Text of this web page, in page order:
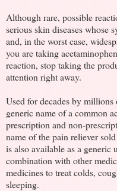
Although rare, possible
serious skin diseases whose
and, in the worst case,
you are taking
reaction, stop taking the
attention right away.
Used for decades by
generic name of a common
prescription and non-
name of the pain reliever
is also available as a generic
combination with other
medicines to treat colds,
sleeping.